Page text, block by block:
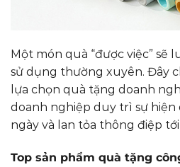
Một món quà “được việc” sẽ
sử dụng thường xuyên. Đây
lựa chọn quà tặng doanh
doanh nghiệp duy trì sự
ngày và lan tỏa thông điệp
Top sản phẩm quà tặng